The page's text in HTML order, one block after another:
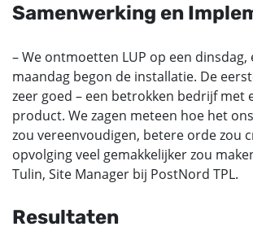
Samenwerking en
– We ontmoetten LUP op een dinsdag,
maandag begon de installatie. De
zeer goed – een betrokken bedrijf met
product. We zagen meteen hoe het
zou vereenvoudigen, betere orde zou
opvolging veel gemakkelijker zou
Tulin, Site Manager bij PostNord TPL.
Resultaten